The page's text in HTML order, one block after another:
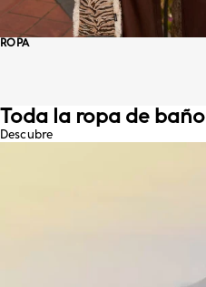
ROPA
Toda la ropa de baño
Descubre